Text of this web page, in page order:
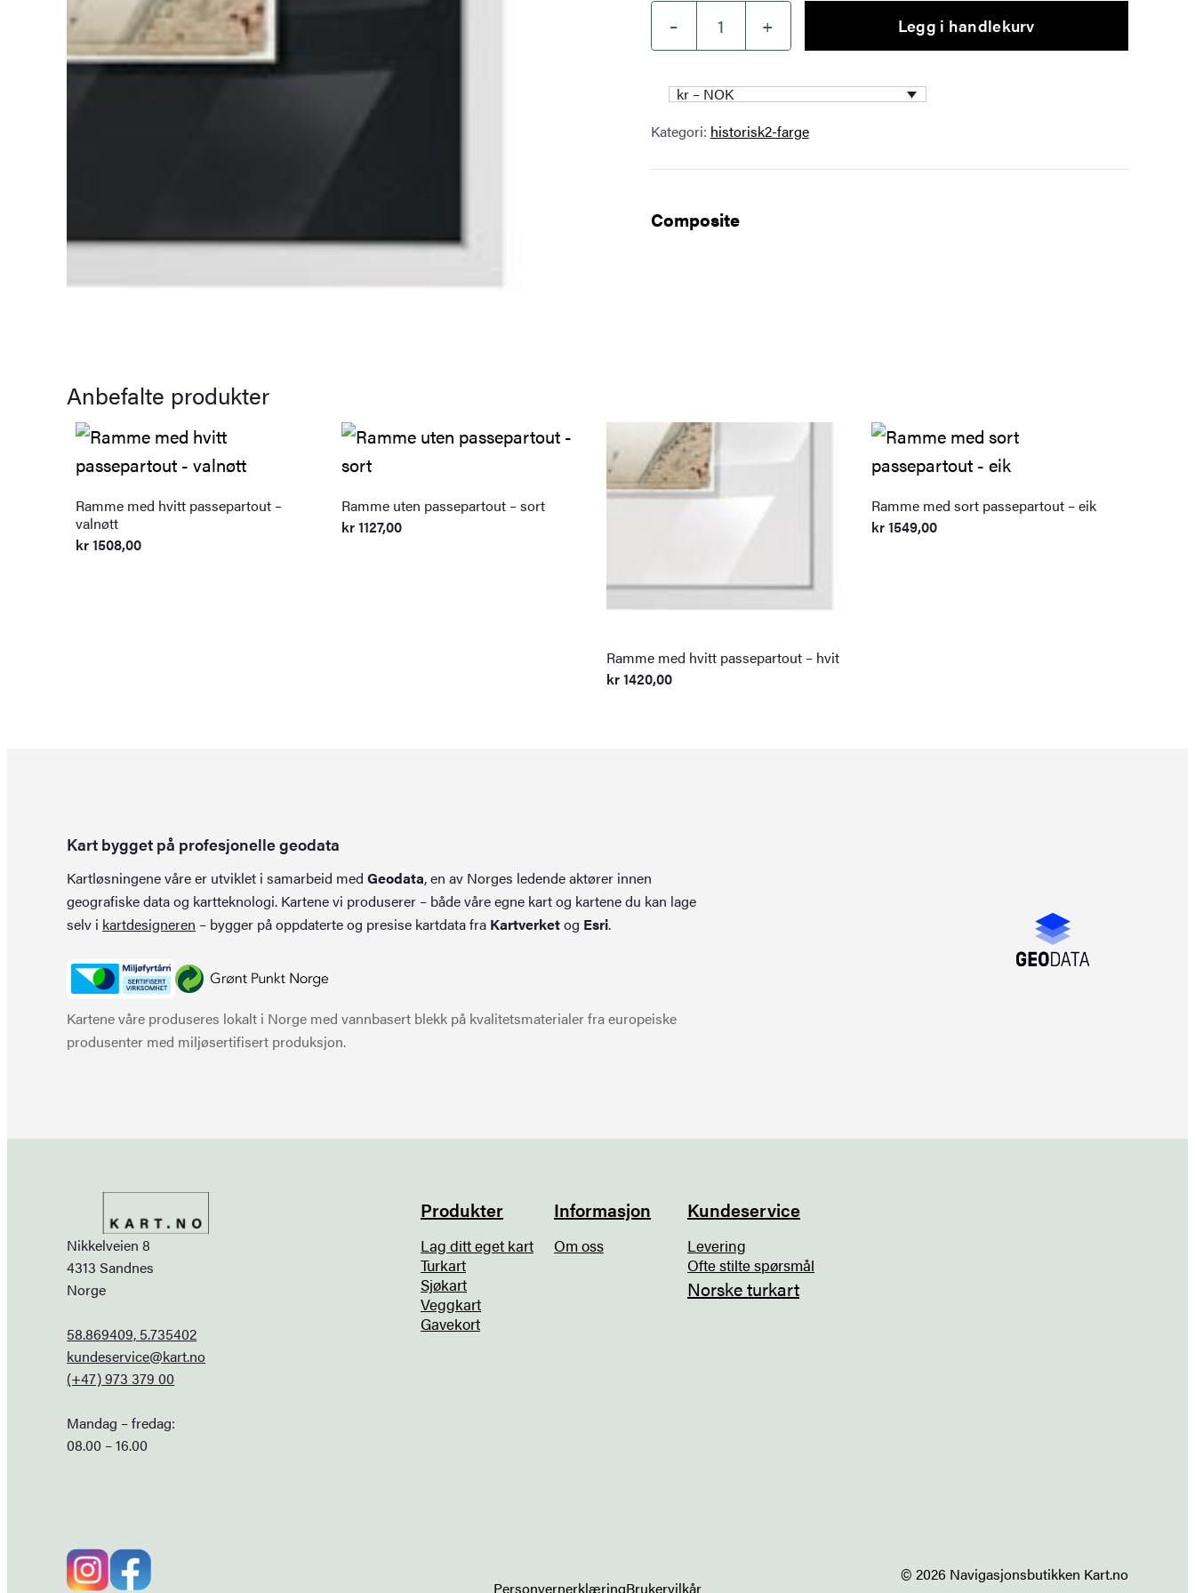
–
sort
passepartout
antall
+ Legg i handlekurv
kr – NOK
Kategori: historisk2-farge
Composite
Anbefalte produkter
Ramme med hvitt passepartout –
valnøtt
kr1508,00
Ramme uten passepartout – sort
kr1127,00
Ramme med hvitt passepartout – hvit
kr1420,00
Ramme med sort passepartout – eik
kr1549,00
Kart bygget på profesjonelle geodata
Kartløsningene våre er utviklet i samarbeid medGeodata, en av Norges ledende aktører innen
geografiske data og kartteknologi. Kartene vi produserer – både våre egne kart og kartene du kan lage
selv i kartdesigneren – bygger på oppdaterte og presise kartdata fra Kartverketog Esri.
Kartene våre produseres lokalt i Norge med vannbasert blekk på kvalitetsmaterialer fra europeiske
produsenter med miljøsertifisert produksjon.
Nikkelveien 8
4313 Sandnes
Norge
58.869409, 5.735402
kundeservice@kart.no
(+47) 973 379 00
Mandag – fredag:
08.00 – 16.00
Produkter
Lag ditt eget kart
Turkart
Sjøkart
Veggkart
Gavekort
Informasjon
Om oss
Kundeservice
Levering
Ofte stilte spørsmål
Norske turkart
PersonvernerklæringBrukervilkår
© 2026 Navigasjonsbutikken Kart.no